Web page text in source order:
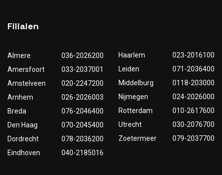
Filialen
Almere
036-2026200
Amersfoort
033-2037001
Amstelveen
020-2247200
Arnhem
026-2026003
Breda
076-2046400
Den Haag
070-2045400
Dordrecht
078-2036200
Eindhoven
040-2185016
Haarlem
023-2016100
Leiden
071-2036400
Middelburg
0118-203000
Nijmegen
024-2026000
Rotterdam
010-2617600
Utrecht
030-2076700
Zoetermeer
079-2037700